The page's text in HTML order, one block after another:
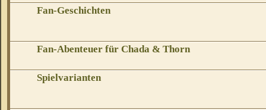
Fan-Geschichten
Fan-Abenteuer für Chada & Thorn
Spielvarianten